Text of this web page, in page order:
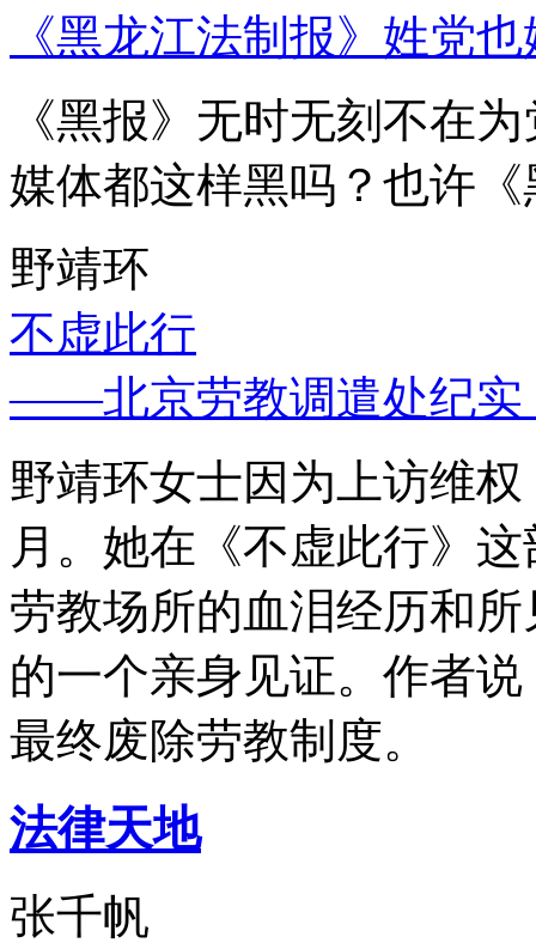
《黑龙江法制报》姓党
《黑报》无时无刻不在
媒体都这样黑吗？也许
野靖环
不虚此行
——北京劳教调遣处纪实
野靖环女士因为上访维
月。她在《不虚此行》
劳教场所的血泪经历和
的一个亲身见证。作者
最终废除劳教制度。
法律天地
张千帆